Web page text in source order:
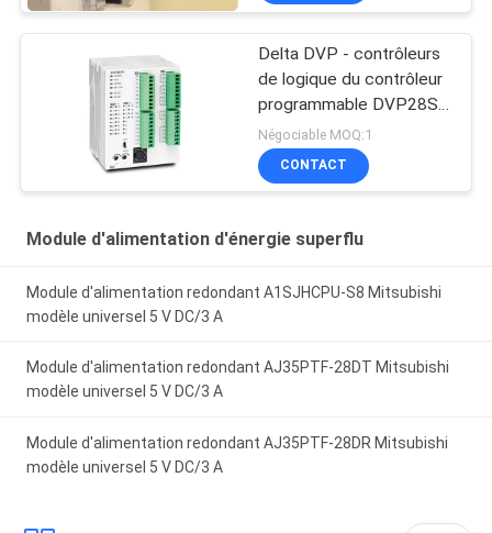
Delta DVP - contrôleurs
de logique du contrôleur
programmable DVP28SV
de PLC de la série SV2
Négociable MOQ:1
CONTACT
Module d'alimentation d'énergie superflu
Module d'alimentation redondant A1SJHCPU-S8 Mitsubishi
modèle universel 5 V DC/3 A
Module d'alimentation redondant AJ35PTF-28DT Mitsubishi
modèle universel 5 V DC/3 A
Module d'alimentation redondant AJ35PTF-28DR Mitsubishi
modèle universel 5 V DC/3 A